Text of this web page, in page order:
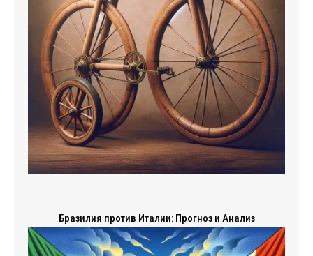
Бразилия против Италии: Прогноз и Анализ